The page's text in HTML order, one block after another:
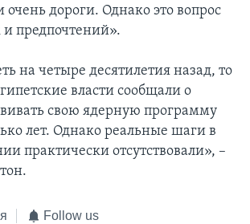
очень дороги. Однако это вопрос
предпочтений».
на четыре десятилетия назад, то
власти сообщали о
свою ядерную программу
лет. Однако реальные шаги в
практически отсутствовали», –
Follow us